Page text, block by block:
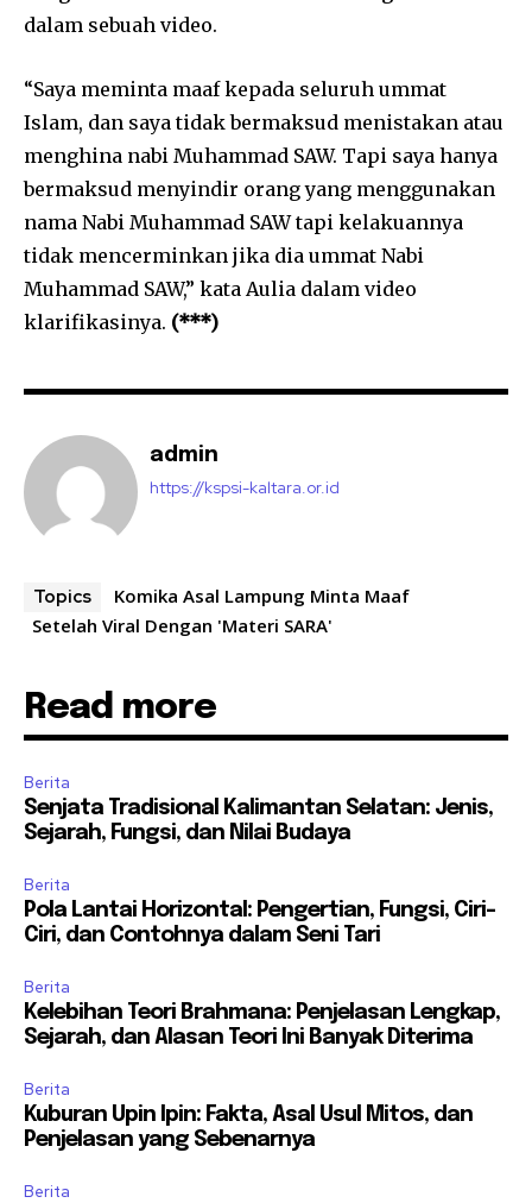
dalam sebuah video.
“Saya meminta maaf kepada seluruh ummat
Islam, dan saya tidak bermaksud menistakan atau
menghina nabi Muhammad SAW. Tapi saya hanya
bermaksud menyindir orang yang menggunakan
nama Nabi Muhammad SAW tapi kelakuannya
tidak mencerminkan jika dia ummat Nabi
Muhammad SAW,” kata Aulia dalam video
klarifikasinya. (***)
admin
https://kspsi-kaltara.or.id
Topics
Komika Asal Lampung Minta Maaf
Setelah Viral Dengan 'Materi SARA'
Read more
Berita
Senjata Tradisional Kalimantan Selatan: Jenis,
Sejarah, Fungsi, dan Nilai Budaya
Berita
Pola Lantai Horizontal: Pengertian, Fungsi, Ciri-
Ciri, dan Contohnya dalam Seni Tari
Berita
Kelebihan Teori Brahmana: Penjelasan Lengkap,
Sejarah, dan Alasan Teori Ini Banyak Diterima
Berita
Kuburan Upin Ipin: Fakta, Asal Usul Mitos, dan
Penjelasan yang Sebenarnya
Berita